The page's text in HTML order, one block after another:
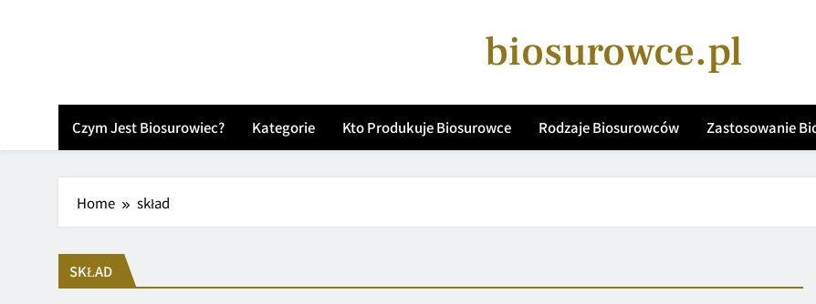
biosurowce.pl
Czym Jest Biosurowiec? Kategorie Kto Produkuje Biosurowce Rodzaje Biosurowców Zastosowanie
Home skład
SKŁAD